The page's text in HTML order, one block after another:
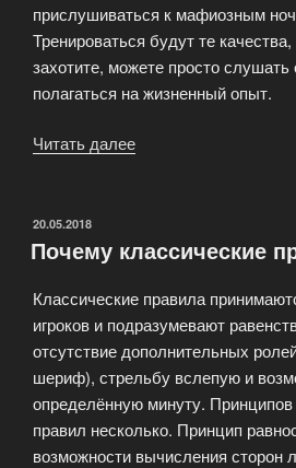
прислушиваться к мафиозным
Тренироваться будут те
захотите, можете просто слушать
полагаться на жизненный опыт.
Читать далее
Мафия?»
ОПУБЛИКОВАНО
20.05.2018
Почему классические
Классические правила
игроков и подразумевают
отсутствие дополнительных
шериф), стрельбу вслепую и
определённую минуту. Принципов
правил несколько. Принцип
возможности вычисления сторон